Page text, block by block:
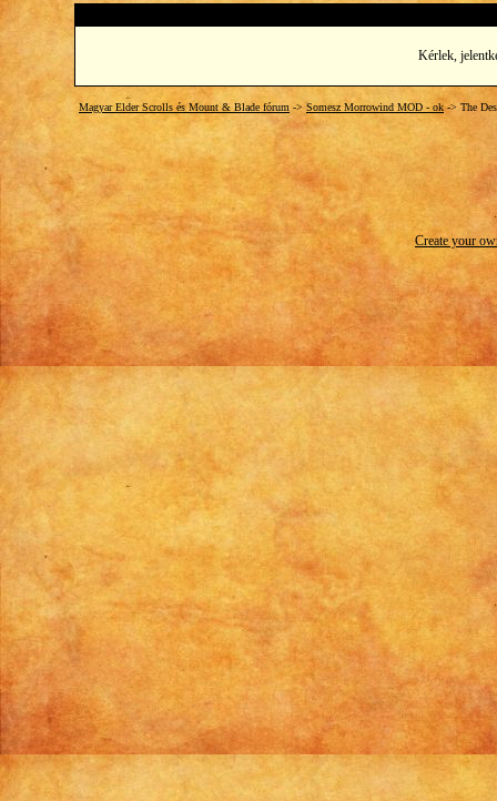
Kérlek,
Magyar Elder Scrolls és Mount & Blade fórum ->Somesz Morrowind MOD - ok-> The
Create your